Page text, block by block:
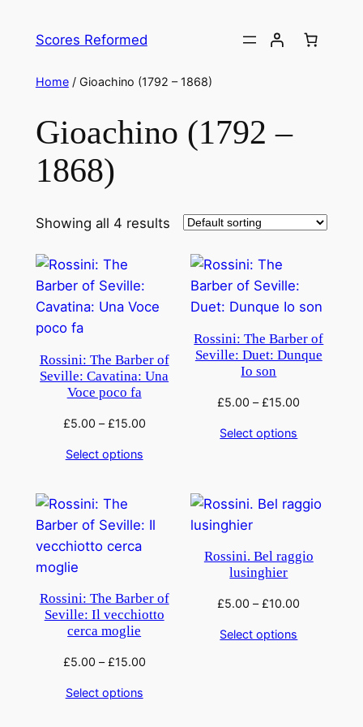
Scores Reformed
Home/ Gioachino (1792 – 1868)
Gioachino (1792 –
1868)
Showing all 4 results
Rossini: The Barber of
Seville: Cavatina: Una
Voce poco fa
£5.00 –£15.00
Select options
Rossini: The Barber of
Seville: Duet: Dunque
Io son
£5.00 –£15.00
Select options
Rossini: The Barber of
Seville: Il vecchiotto
cerca moglie
£5.00 –£15.00
Select options
Rossini. Bel raggio
lusinghier
£5.00 –£10.00
Select options